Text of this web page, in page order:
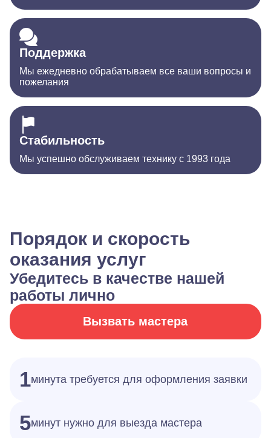
Поддержка
Мы ежедневно обрабатываем все ваши вопросы и
пожелания
Стабильность
Мы успешно обслуживаем технику с 1993 года
Порядок и скорость
оказания услуг
Убедитесь в качестве нашей
работы лично
Вызвать мастера
1минута требуется для оформления заявки
5минут нужно для выезда мастера